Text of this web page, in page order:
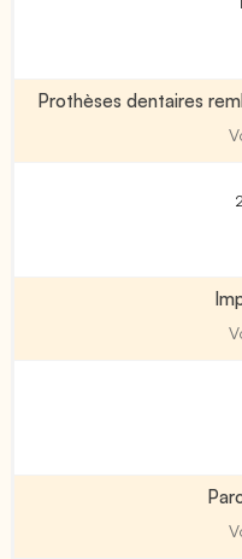
Prothèses dentaires